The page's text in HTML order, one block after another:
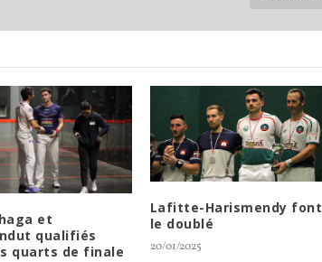
et
qualifiés
quarts de finale
Lafitte-Harismendy font
le doublé
20/01/2025